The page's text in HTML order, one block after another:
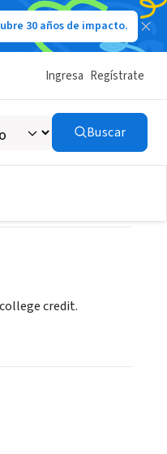
30 años de impacto.
Ingresa Regístrate
Buscar
credit.